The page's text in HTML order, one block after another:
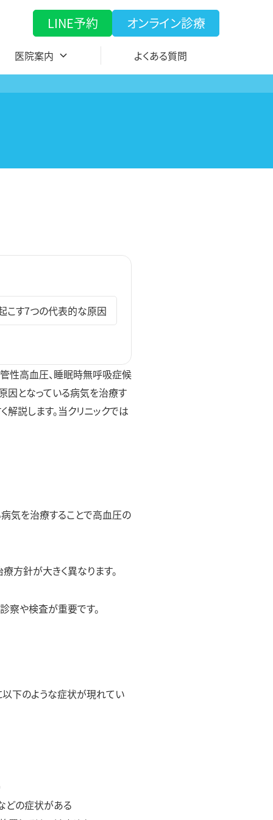
医院案内 よくある質問
LINE予約 オンライン診療
こす7つの代表的な原因
性高血圧、睡眠時無呼吸症候
因となっている病気を治療す
説します。当クリニックでは
気を治療することで高血圧の
方針が大きく異なります。
察や検査が重要です。
下のような症状が現れてい
どの症状がある